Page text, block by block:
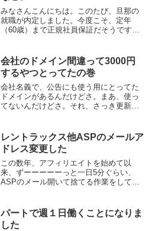
みなさんこんにちは。このたび、旦那の
就職が内定しました。今度こそ、定年
（60歳）まで正規社員保証だそうです。
た旦那の就職。いきなり年収が半減した
り。首切られたり。首...
会社のドメイン間違って3000円
するやつとってたの巻
会社名義で、公告にも使う用にとってた
ドメインがあるんだけどさ。まあ、使っ
てないんだけどさ。それ、さっき更新の
ぐらいのやつかとおもってたよ。どうし
てちゃんと...
レントラックス他ASPのメールア
ドレス変更した
この数年、アフィリエイトを始めて以
来、ずーーーーーっと一日5分ぐらい、
ASPのメール開いて捨てる作業をして
ドレスに届くじゃないですか。レントラ
ックスさんとか、自分が提...
パートで週１日働くことになりま
した